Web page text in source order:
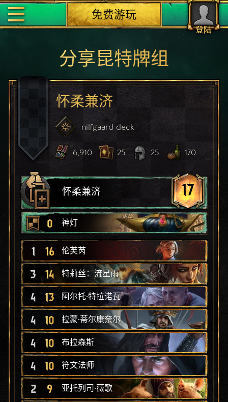
登陆
免费游玩
分享昆特牌组
怀柔兼济
nilfgaard deck
6,910 25 25 170
怀柔兼济 17
0 神灯
1 16 伦芙芮
3 14 特莉丝：流星雨
4 13 阿尔托·特拉诺瓦
4 10 拉蒙·蒂尔康奈尔
4 10 布拉森斯
4 10 符文法师
2 9 亚托列司·薇歌